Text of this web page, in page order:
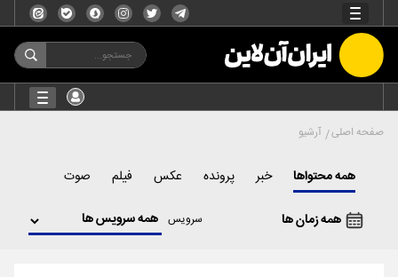
صفحه اصلی آرشیو
همه محتواها خبر پرونده عکس فیلم صوت
همه زمان ها سرویس